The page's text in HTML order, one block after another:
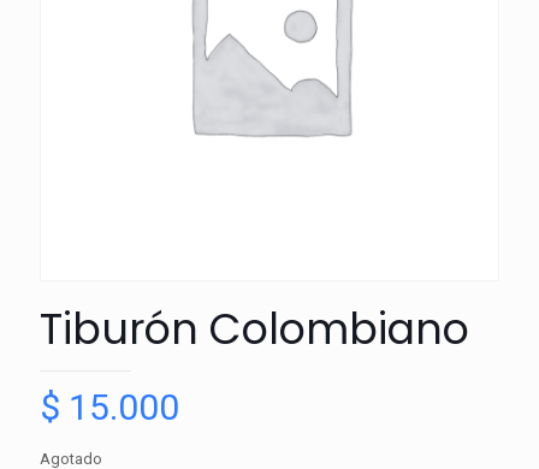
Tiburón Colombiano
$ 15.000
Agotado